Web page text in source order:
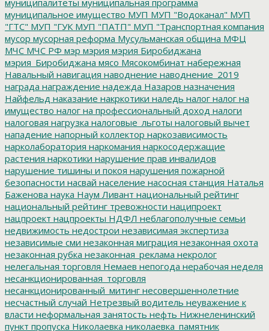
муниципальное имущество МУП МУП "Водоканал" МУП
"ГТС" МУП "ГУК МУП "ПАТП" МУП "Транспортная компания
мусор мусорная реформа Мусульманская община МФЦ
МЧС МЧС РФ мэр мэрия мэрия Биробиджана
мэрия_Биробиджана мясо Мясокомбинат набережная
Навальный навигация наводнение наводнение_2019
награда награждение надежда Назаров назначения
Найфельд наказание накркотики наледь налог налог на
имущество налог на профессиональный доход налоги
налоговая нагрузка налоговые_льготы налоговый вычет
нападение напорный коллектор наркозависимость
нарколаборатория наркомания наркосодержащие
растения наркотики нарушение прав инвалидов
нарушение тишины и покоя нарушения пожарной
безопасности насвай население насосная станция Наталья
Баженова наука Наум Ливант национальный рейтинг
национальный рейтинг тревожности наципроект
нацпроект нацпроекты НДФЛ неблагополучные семьи
недвижимость недострои независимая экспертиза
независимые сми незаконная миграция незаконная охота
незаконная рубка незаконная_реклама некролог
нелегальная торговля Немаев непогода нерабочая неделя
несанкционированная_торговля
несанкционированный_митинг несовершеннолетние
несчастный случай Нетрезвый водитель неуважение к
власти неформальная занятость нефть Нижнеленинский
пункт пропуска Николаевка николаевка_памятник